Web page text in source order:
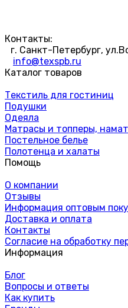
Контакты:
г. Санкт-Петербург,
info@texspb.ru
Каталог товаров
Текстиль для гостиниц
Подушки
Одеяла
Матрасы и топперы,
Постельное белье
Полотенца и халаты
Помощь
О компании
Отзывы
Информация оптовым
Доставка и оплата
Контакты
Согласие на обработку
Информация
Блог
Вопросы и ответы
Как купить